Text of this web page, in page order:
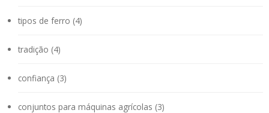
tipos de ferro (4)
tradição (4)
confiança (3)
conjuntos para máquinas agrícolas (3)